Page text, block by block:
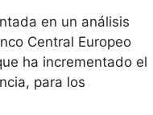
en un análisis
Central Europeo
ha incrementado el
para los